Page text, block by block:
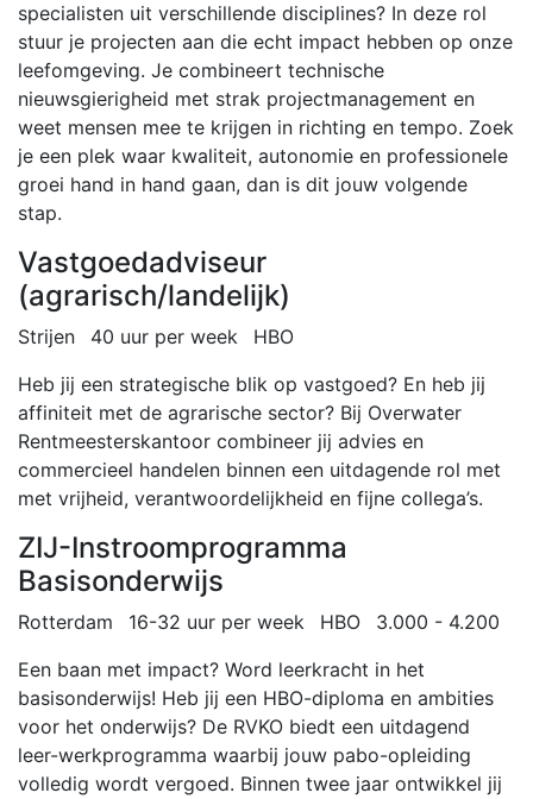
specialisten uit verschillende disciplines? In deze rol
stuur je projecten aan die echt impact hebben op onze
leefomgeving. Je combineert technische
nieuwsgierigheid met strak projectmanagement en
weet mensen mee te krijgen in richting en tempo. Zoek
je een plek waar kwaliteit, autonomie en professionele
groei hand in hand gaan, dan is dit jouw volgende
stap.
Vastgoedadviseur
(agrarisch/landelijk)
Strijen 40 uur per week
HBO
Heb jij een strategische blik op vastgoed? En heb jij
affiniteit met de agrarische sector? Bij Overwater
Rentmeesterskantoor combineer jij advies en
commercieel handelen binnen een uitdagende rol met
met vrijheid, verantwoordelijkheid en fijne collega’s.
ZIJ-Instroomprogramma
Basisonderwijs
Rotterdam 16-32 uur per week HBO
3.000 - 4.200
Een baan met impact? Word leerkracht in het
basisonderwijs! Heb jij een HBO-diploma en ambities
voor het onderwijs? De RVKO biedt een uitdagend
leer-werkprogramma waarbij jouw pabo-opleiding
volledig wordt vergoed. Binnen twee jaar ontwikkel jij